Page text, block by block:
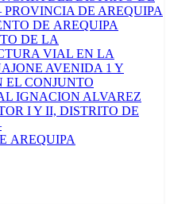
DE AREQUIPA
DE AREQUIPA
DE LA
VIAL EN LA
AVENIDA 1 Y
EL CONJUNTO
IGNACION ALVAREZ
I Y II, DISTRITO DE
AREQUIPA